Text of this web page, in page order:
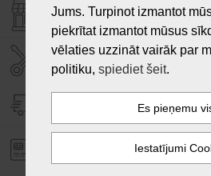
VEIKALI "LAIKS"
SERVISA CENTRS
PASŪTĪJUMA
Jums. Turpinot izmantot
piekrītat izmantot mūsus
vēlaties uzzināt vairāk par
politiku, spiediet šeit.